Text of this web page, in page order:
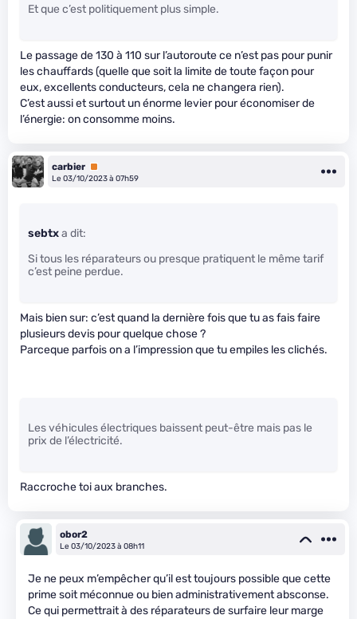
Et que c’est politiquement plus simple.
Le passage de 130 à 110 sur l’autoroute ce n’est pas pour punir
les chauffards (quelle que soit la limite de toute façon pour
eux, excellents conducteurs, cela ne changera rien).
C’est aussi et surtout un énorme levier pour économiser de
l’énergie: on consomme moins.
carbier Premium
Le 03/10/2023 à 07h59
sebtxa dit:
Si tous les réparateurs ou presque pratiquent le même tarif
c’est peine perdue.
Mais bien sur: c’est quand la dernière fois que tu as fais faire
plusieurs devis pour quelque chose ?
Parceque parfois on a l’impression que tu empiles les clichés.
Les véhicules électriques baissent peut-être mais pas le
prix de l’électricité.
Raccroche toi aux branches.
obor2
Le 03/10/2023 à 08h11
Je ne peux m’empêcher qu’il est toujours possible que cette
prime soit méconnue ou bien administrativement absconse.
Ce qui permettrait à des réparateurs de surfaire leur marge